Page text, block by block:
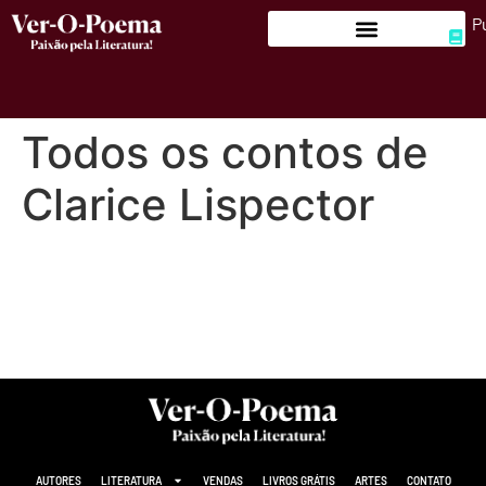
Todos os contos de
Clarice Lispector
AUTORES LITERATURA VENDAS LIVROS GRÁTIS ARTES CONTATO